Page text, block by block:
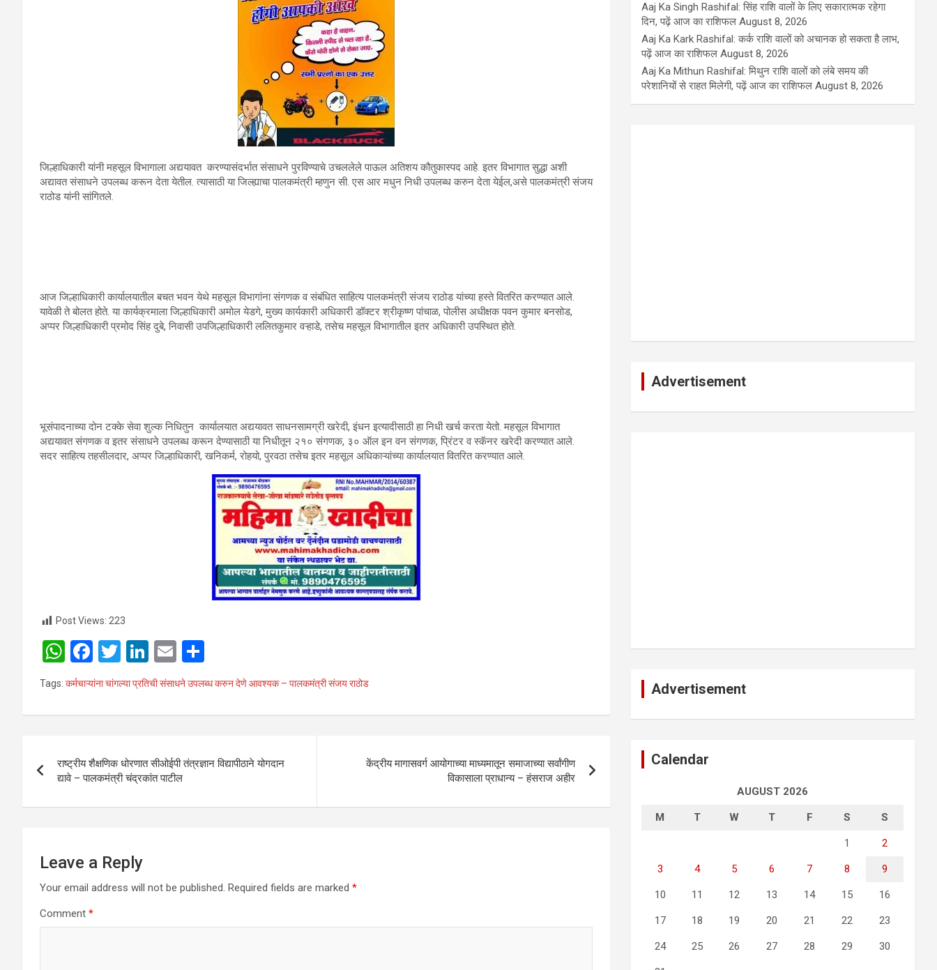
जिल्हाधिकारी यांनी महसूल विभागाला अद्ययावत करण्यासंदर्भात संसाधने पुरविण्याचे उचललेले पाऊल अतिशय कौतुकास्पद आहे. इतर विभागात सुद्धा अशी
अद्यावत संसाधने उपलब्ध करून देता येतील. त्यासाठी या जिल्ह्याचा पालकमंत्री म्हणुन सी. एस आर मधुन निधी उपलब्ध करुन देता येईल,असे पालकमंत्री संजय
राठोड यांनी सांगितले.
आज जिल्हाधिकारी कार्यालयातील बचत भवन येथे महसूल विभागांना संगणक व संबंधित साहित्य पालकमंत्री संजय राठोड यांच्या हस्ते वितरित करण्यात आले.
यावेळी ते बोलत होते. या कार्यक्रमाला जिल्हाधिकारी अमोल येडगे, मुख्य कार्यकारी अधिकारी डॉक्टर श्रीकृष्ण पांचाळ, पोलीस अधीक्षक पवन कुमार बनसोड,
अप्पर जिल्हाधिकारी प्रमोद सिंह दुबे, निवासी उपजिल्हाधिकारी ललितकुमार वऱ्हाडे, तसेच महसूल विभागातील इतर अधिकारी उपस्थित होते.
भूसंपादनाच्या दोन टक्के सेवा शुल्क निधितुन कार्यालयात अद्ययावत साधनसामग्री खरेदी, इंधन इत्यादीसाठी हा निधी खर्च करता येतो. महसूल विभागात
अद्ययावत संगणक व इतर संसाधने उपलब्ध करून देण्यासाठी या निधीतून २१० संगणक, ३० ऑल इन वन संगणक, प्रिंटर व स्कॅनर खरेदी करण्यात आले.
सदर साहित्य तहसीलदार, अप्पर जिल्हाधिकारी, खनिकर्म, रोहयो, पुरवठा तसेच इतर महसूल अधिकाऱ्यांच्या कार्यालयात वितरित करण्यात आले.
Post Views: 223
W
h
at
s
p
p
F
a
ce
b
o
k
T
wi
tt
er
Li
n
ke
dI
E
m
ail
h
ar
e
Tags: कर्मचाऱ्यांना चांगल्या प्रतिची संसाधने उपलब्ध करुन देणे आवश्यक – पालकमंत्री संजय राठोड
navigation
राष्ट्रीय शैक्षणिक धोरणात सीओईपी तंत्रज्ञान विद्यापीठाने योगदान
द्यावे – पालकमंत्री चंद्रकांत पाटील
केंद्रीय मागासवर्ग आयोगाच्या माध्यमातून समाजाच्या सर्वांगीण
विकासाला प्राधान्य – हंसराज अहीर
Leave a Reply
Your email address will not be published. Required fields are marked *
Comment *
Aaj Ka Singh Rashifal: सिंह राशि वालों के लिए सकारात्मक रहेगा
दिन, पढ़ें आज का राशिफल August 8, 2026
Aaj Ka Kark Rashifal: कर्क राशि वालों को अचानक हो सकता है लाभ,
पढ़ें आज का राशिफल August 8, 2026
Aaj Ka Mithun Rashifal: मिथुन राशि वालों को लंबे समय की
परेशानियों से राहत मिलेगी, पढ़ें आज का राशिफल August 8, 2026
Advertisement
Advertisement
Calendar
AUGUST 2026
M T W T F S S
1 2
3 4 5 6 7 8 9
10 11 12 13 14 15 16
17 18 19 20 21 22 23
24 25 26 27 28 29 30